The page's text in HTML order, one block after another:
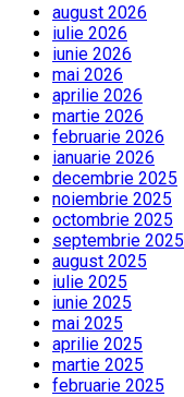
august 2026
iulie 2026
iunie 2026
mai 2026
aprilie 2026
martie 2026
februarie 2026
ianuarie 2026
decembrie 2025
noiembrie 2025
octombrie 2025
septembrie 2025
august 2025
iulie 2025
iunie 2025
mai 2025
aprilie 2025
martie 2025
februarie 2025